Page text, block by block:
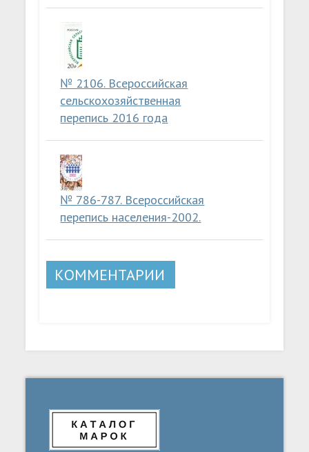
№ 2106. Всероссийская
сельскохозяйственная
перепись 2016 года
№ 786-787. Всероссийская
перепись населения-2002.
КОММЕНТАРИИ